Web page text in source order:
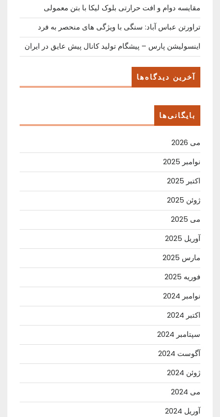
مقایسه دوام و افت حرارتی بلوک لیکا با بتن معمولی
تراورتن عباس آباد: سنگی با ویژگی های منحصر به فرد
اینسولیشن پارس – پیشگام تولید کانال پیش عایق در ایران
آخرین دیدگاه‌ها
بایگانی‌ها
می 2026
نوامبر 2025
اکتبر 2025
ژوئن 2025
می 2025
آوریل 2025
مارس 2025
فوریه 2025
نوامبر 2024
اکتبر 2024
سپتامبر 2024
آگوست 2024
ژوئن 2024
می 2024
آوریل 2024